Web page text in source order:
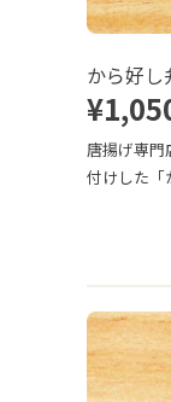
から好し
唐揚げ専
付けした「